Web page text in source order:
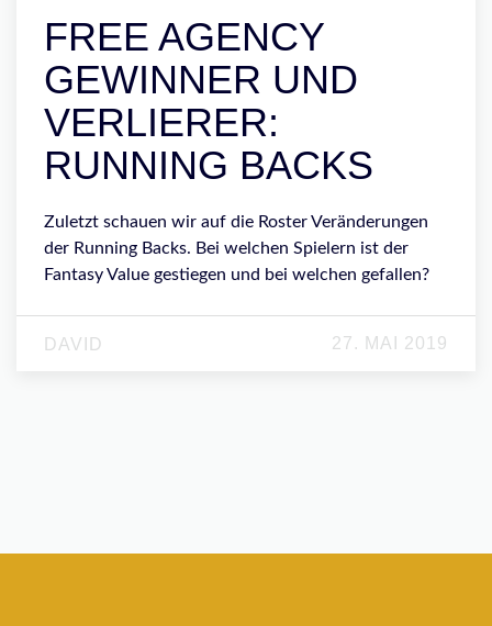
FREE AGENCY
GEWINNER UND
VERLIERER:
RUNNING BACKS
Zuletzt schauen wir auf die Roster Veränderungen
der Running Backs. Bei welchen Spielern ist der
Fantasy Value gestiegen und bei welchen gefallen?
DAVID 27. MAI 2019